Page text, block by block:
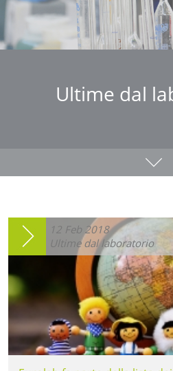
Ultime dal
12 Feb 2018
Ultime dal laboratorio